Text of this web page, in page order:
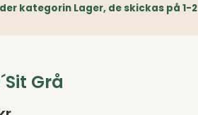
kategorin Lager, de skickas på
Grå